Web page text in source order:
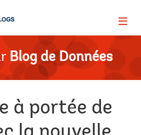
Page
Blog de Données
à portée de